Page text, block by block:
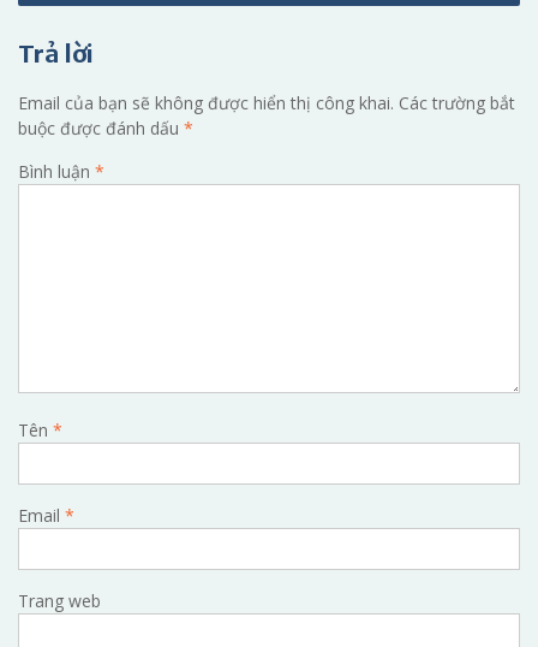
Trả lời
Email của bạn sẽ không được hiển thị công khai. Các trường bắt
buộc được đánh dấu *
Bình luận *
Tên *
Email *
Trang web